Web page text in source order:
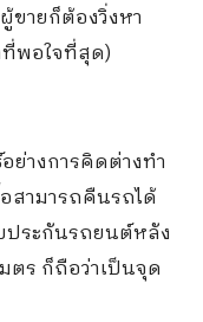
ายก็ต้องวิ่งหา
พอใจที่สุด)
ย่างการคิดต่างทำ
สามารถคืนรถได้
ประกันรถยนต์หลัง
ตร ก็ถือว่าเป็นจุด